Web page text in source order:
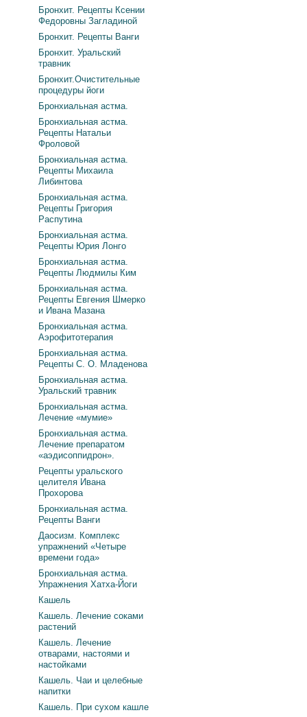
Бронхит. Рецепты Ксении
Федоровны Загладиной
Бронхит. Рецепты Ванги
Бронхит. Уральский
травник
Бронхит.Очистительные
процедуры йоги
Бронхиальная астма.
Бронхиальная астма.
Рецепты Натальи
Фроловой
Бронхиальная астма.
Рецепты Михаила
Либинтова
Бронхиальная астма.
Рецепты Григория
Распутина
Бронхиальная астма.
Рецепты Юрия Лонго
Бронхиальная астма.
Рецепты Людмилы Ким
Бронхиальная астма.
Рецепты Евгения Шмерко
и Ивана Мазана
Бронхиальная астма.
Аэрофитотерапия
Бронхиальная астма.
Рецепты С. О. Младенова
Бронхиальная астма.
Уральский травник
Бронхиальная астма.
Лечение «мумие»
Бронхиальная астма.
Лечение препаратом
«аэдисоппидрон».
Рецепты уральского
целителя Ивана
Прохорова
Бронхиальная астма.
Рецепты Ванги
Даосизм. Комплекс
упражнений «Четыре
времени года»
Бронхиальная астма.
Упражнения Хатха-Йоги
Кашель
Кашель. Лечение соками
растений
Кашель. Лечение
отварами, настоями и
настойками
Кашель. Чаи и целебные
напитки
Кашель. При сухом кашле